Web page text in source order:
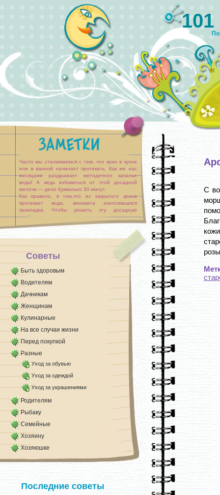
Часто мы сталкиваемся с тем, что кран в кухне
или в ванной начинает протекать. Как же нас
месяцами раздражает методичное капанье
воды! А ведь избавиться от этой досадной
мелочи — дело буквально 30 минут.
Как правило, в том,что из закрытого крана
протекает вода, виновата износившаяся
прокладка. Чтобы решить эту досадную
проблему, достаточно просто заменить тонкую и
Советы
Быть здоровым
Водителям
Дачникам
Женщинам
Кулинарные
На все случаи жизни
Перед покупкой
Разные
Уход за обувью
Уход за одеждой
Уход за украшениями
Родителям
Рыбаку
Семейные
Хозяину
Хозяюшке
Последние советы
С